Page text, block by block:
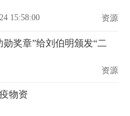
15:58:00 资源
奖章”给刘伯明颁发“二
资源
物资